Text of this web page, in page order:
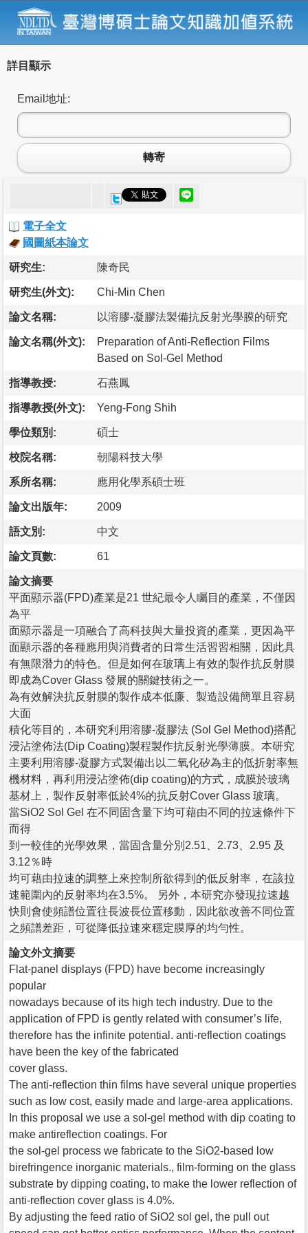
詳目顯示
Email地址:
轉寄
電子全文
國圖紙本論文
研究生: 陳奇民
研究生(外文): Chi-Min Chen
論文名稱: 以溶膠-凝膠法製備抗反射光學膜的研究
論文名稱(外文):
Preparation of Anti-Reflection Films
Based on Sol-Gel Method
指導教授: 石燕鳳
指導教授(外文): Yeng-Fong Shih
學位類別: 碩士
校院名稱: 朝陽科技大學
系所名稱: 應用化學系碩士班
論文出版年: 2009
語文別: 中文
論文頁數: 61
論文摘要
平面顯示器(FPD)產業是21 世紀最令人矚目的產業，不僅因
為平
面顯示器是一項融合了高科技與大量投資的產業，更因為平
面顯示器的各種應用與消費者的日常生活習習相關，因此具
有無限潛力的特色。但是如何在玻璃上有效的製作抗反射膜
即成為Cover Glass 發展的關鍵技術之一。
為有效解決抗反射膜的製作成本低廉、製造設備簡單且容易
大面
積化等目的，本研究利用溶膠-凝膠法 (Sol Gel Method)搭配
浸沾塗佈法(Dip Coating)製程製作抗反射光學薄膜。本研究
主要利用溶膠-凝膠方式製備出以二氧化矽為主的低折射率無
機材料，再利用浸沾塗佈(dip coating)的方式，成膜於玻璃
基材上，製作反射率低於4%的抗反射Cover Glass 玻璃。
當SiO2 Sol Gel 在不同固含量下均可藉由不同的拉速條件下
而得
到一較佳的光學效果，當固含量分別2.51、2.73、2.95 及
3.12％時
均可藉由拉速的調整上來控制所欲得到的低反射率，在該拉
速範圍內的反射率均在3.5%。 另外，本研究亦發現拉速越
快則會使頻譜位置往長波長位置移動，因此欲改善不同位置
之頻譜差距，可從降低拉速來穩定膜厚的均勻性。
論文外文摘要
Flat-panel displays (FPD) have become increasingly
popular
nowadays because of its high tech industry. Due to the
application of FPD is gently related with consumer’s life,
therefore has the infinite potential. anti-reflection coatings
have been the key of the fabricated
cover glass.
The anti-reflection thin films have several unique properties
such as low cost, easily made and large-area applications.
In this proposal we use a sol-gel method with dip coating to
make antireflection coatings. For
the sol-gel process we fabricate to the SiO2-based low
birefringence inorganic materials., film-forming on the glass
substrate by dipping coating, to make the lower reflection of
anti-reflection cover glass is 4.0%.
By adjusting the feed ratio of SiO2 sol gel, the pull out